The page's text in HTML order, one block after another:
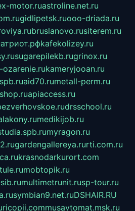
motor.ruastroline.net.ru
gidlipetsk.ruooo-driada.ru
bruslanovo.rusiterem.ru
kafekolizey.ru
sugarepilekb.rugrinox.ru
ozarenie.rukameryjooan.ru
aid70.rumetall-perm.ru
apiaccess.ru
drsschool.ru
medikijob.ru
myragon.ru
gardengallereya.rurti.com.ru
krasnodarkurort.com
mobtopik.ru
multimetrunit.rusp-tour.ru
symbian9.net.ruDSHAIR.RU
musavtomat.msk.ru